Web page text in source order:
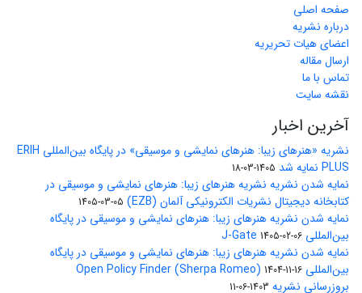
صفحه اصلی
درباره نشریه
اعضای هیات تحریریه
ارسال مقاله
تماس با ما
نقشه سایت
آخرین اخبار
نشریه «هنرهای زیبا: هنرهای نمایشی و موسیقی» در پایگاه بین‌المللی ERIH
PLUS نمایه شد
1405-03-18
نمایه شدن نشریه نشریه هنرهای زیبا: هنرهای نمایشی و موسیقی در
کتابخانه دیجیتال نشریات الکترونیکی آلمان (EZB)
1405-03-05
نمایه شدن نشریه هنرهای زیبا: هنرهای نمایشی و موسیقی در پایگاه
بین‌المللی J-Gate 1405-02-06
نمایه شدن نشریه هنرهای زیبا: هنرهای نمایشی و موسیقی در پایگاه
بین‌المللی Open Policy Finder (Sherpa Romeo) 1404-11-16
بروزرسانی نشریه 1403-06-11